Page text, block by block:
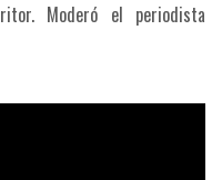
Moderó el periodista